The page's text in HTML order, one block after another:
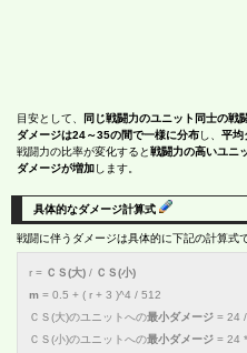
目安として、 同じ戦闘力のユニット同士の戦
ダメージは24～35の間で一様に分布 し、 平均
戦闘力の比率が変化すると戦闘力の高いユニ
ダメージが増加 します。
具体的なダメージ計算式
戦闘に伴うダメージは具体的に下記の計算式
r = ＣＳ(大) / ＣＳ(小)
m = 0.5 + ( r + 3 )^4 / 512
ＣＳ(大)のユニットへの最小ダメージ = 24 /
ＣＳ(小)のユニットへの最小ダメージ = 24 *